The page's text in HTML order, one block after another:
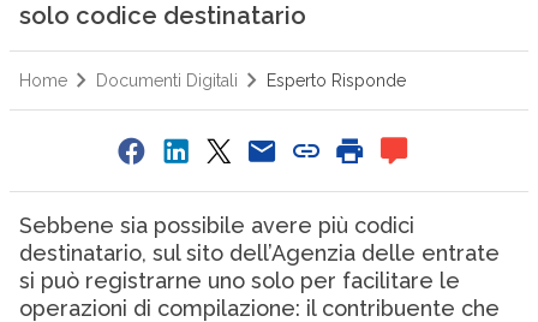
solo codice destinatario
Home Documenti Digitali Esperto Risponde
Sebbene sia possibile avere più codici
destinatario, sul sito dell’Agenzia delle entrate
si può registrarne uno solo per facilitare le
operazioni di compilazione: il contribuente che